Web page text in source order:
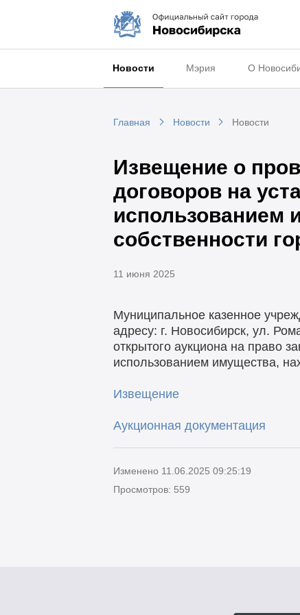
Новости Мэрия О
Главная Новости Новости
Извещение о
договоров на
использованием
собственности
11 июня 2025
Муниципальное казенное
адресу: г. Новосибирск, ул.
открытого аукциона на право
использованием имущества,
Извещение
Аукционная документация
Изменено 11.06.2025 09:25:19
Просмотров: 559